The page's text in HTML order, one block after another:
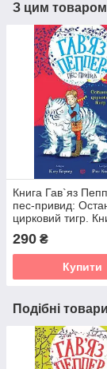
З цим
Книга Гав`яз
пес-привид:
цирковий тигр.
(українською)
290 ₴
Купити
Подібні